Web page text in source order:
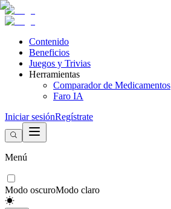
Contenido
Beneficios
Juegos y Trivias
Herramientas
Comparador de Medicamentos
Faro IA
Iniciar sesiónRegístrate
Menú
Modo oscuroModo claro